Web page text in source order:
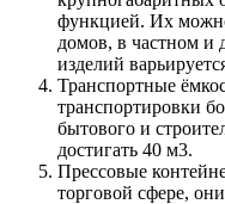
функцией. Их
домов, в частном и
изделий
Транспортные
транспортировки
бытового и
достигать 40 м3.
Прессовые
торговой сфере,